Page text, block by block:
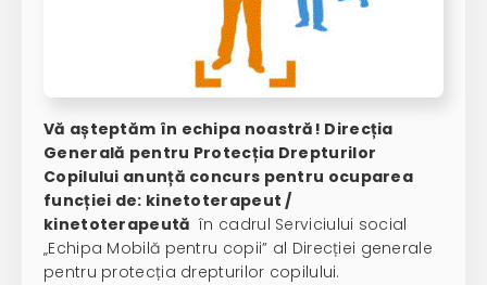
Vă așteptăm în echipa noastră! Direcția
Generală pentru Protecția Drepturilor
Copilului anunță concurs pentru ocuparea
funcției de: kinetoterapeut /
kinetoterapeută în cadrul Serviciului social
„Echipa Mobilă pentru copii” al Direcției generale
pentru protecția drepturilor copilului.